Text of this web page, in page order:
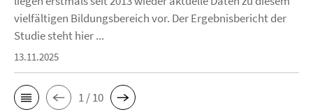
vielfältigen Bildungsbereich vor. Der Ergebnisbericht der
Studie steht hier ...
13.11.2025
1 / 10